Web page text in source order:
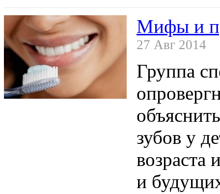
Мифы и
27 Авг 2014
Группа
зубов у
возраста
и